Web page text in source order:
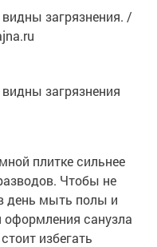
загрязнения
плитке сильнее
Чтобы не
день мыть полы и
оформления санузла
избегать